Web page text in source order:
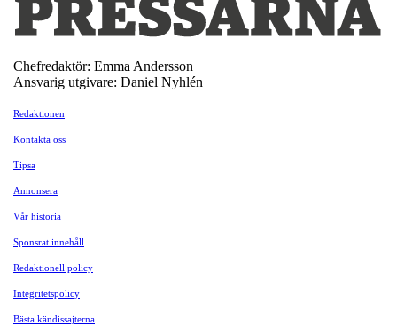
Chefredaktör: Emma Andersson
Ansvarig utgivare: Daniel Nyhlén
Redaktionen
Kontakta oss
Tipsa
Annonsera
Vår historia
Sponsrat innehåll
Redaktionell policy
Integritetspolicy
Bästa kändissajterna